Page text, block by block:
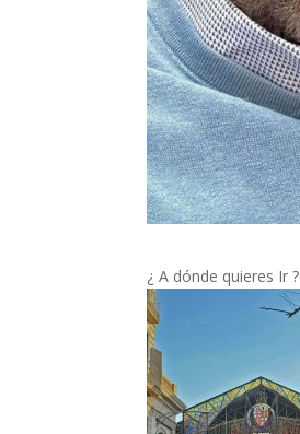
¿ A dónde quieres Ir ?